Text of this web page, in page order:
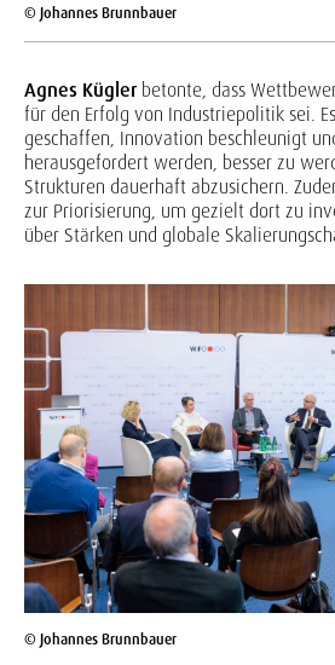
© Johannes Brunnbauer
Agnes Kügler betonte, dass
für den Erfolg von Industriepolitik sei.
geschaffen, Innovation beschleunigt
herausgefordert werden, besser zu
Strukturen dauerhaft abzusichern.
zur Priorisierung, um gezielt dort zu
über Stärken und globale
© Johannes Brunnbauer